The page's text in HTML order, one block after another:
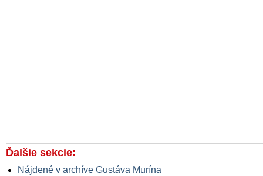
Ďalšie sekcie:
Nájdené v archíve Gustáva Murína